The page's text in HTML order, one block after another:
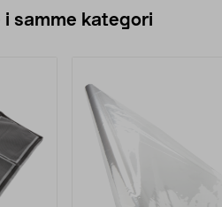
i samme kategori